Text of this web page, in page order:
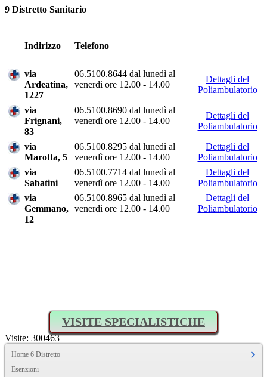
9 Distretto Sanitario
Indirizzo Telefono
via
Ardeatina,
1227
06.5100.8644 dal lunedì al
venerdì ore 12.00 - 14.00
Dettagli del
Poliambulatorio
via
Frignani,
83
06.5100.8690 dal lunedì al
venerdì ore 12.00 - 14.00
Dettagli del
Poliambulatorio
via
Marotta, 5
06.5100.8295 dal lunedì al
venerdì ore 12.00 - 14.00
Dettagli del
Poliambulatorio
via
Sabatini
06.5100.7714 dal lunedì al
venerdì ore 12.00 - 14.00
Dettagli del
Poliambulatorio
via
Gemmano,
12
06.5100.8965 dal lunedì al
venerdì ore 12.00 - 14.00
Dettagli del
Poliambulatorio
VISITE SPECIALISTICHE
Visite: 300463
Home 6 Distretto
Esenzioni